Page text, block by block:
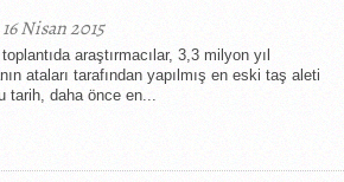
Nisan 2015
araştırmacılar, 3,3 milyon yıl
ataları tarafından yapılmış en eski taş aleti
tarih, daha önce en...